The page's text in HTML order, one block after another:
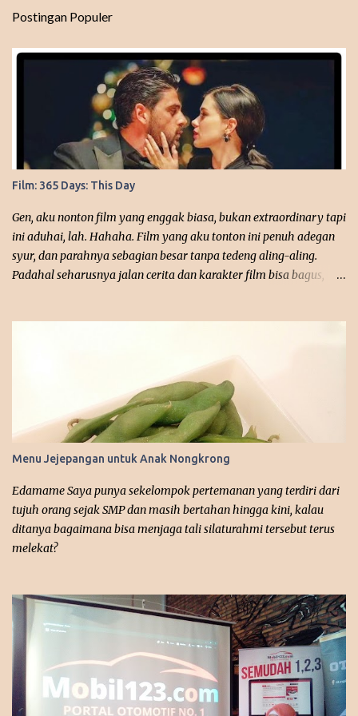
r
Postingan Populer
Film: 365 Days: This Day
Gen, aku nonton film yang enggak biasa, bukan extraordinary tapi
ini aduhai, lah. Hahaha. Film yang aku tonton ini penuh adegan
syur, dan parahnya sebagian besar tanpa tedeng aling-aling.
Padahal seharusnya jalan cerita dan karakter film bisa bagus,
Lipinska, Tomasz Mandes Pemeran Utama: Anna-Maria “Laura”
Sieklucka, Michele “Massimo” Morrone, Simone “Marcello”
Susinna Genre: Drama, Romance Rating: 5/10 Ini film terpanas
yang pernah aku tonton, dari awal sudah langsung menyajikan
adegan seks, erotisnya tidak main-main antara dua pemeran
utama, Massimo dan Laura. Alur ceritanya enggak mudah diikuti,
agak sulit, kayaknya harus nonton film yang pertama dulu “365
Days ” karena ada dialog-dialog yang seolah mengingatkan...
Menu Jejepangan untuk Anak Nongkrong
Edamame Saya punya sekelompok pertemanan yang terdiri dari
tujuh orang sejak SMP dan masih bertahan hingga kini, kalau
ditanya bagaimana bisa menjaga tali silaturahmi tersebut terus
melekat?